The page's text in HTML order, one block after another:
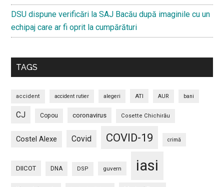
DSU dispune verificări la SAJ Bacău după imaginile cu un
echipaj care ar fi oprit la cumpărături
TAGS
accident accident rutier alegeri ATI AUR bani
CJ Copou coronavirus Cosette Chichirău
Costel Alexe Covid COVID-19 crimă
DIICOT DNA DSP guvern iasi